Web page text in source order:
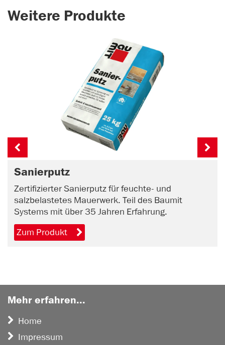
Weitere Produkte
Sanierputz
Zertifizierter Sanierputz für feuchte- und
salzbelastetes Mauerwerk. Teil des Baumit
Systems mit über 35 Jahren Erfahrung.
Zum Produkt
Mehr erfahren...
Home
Impressum